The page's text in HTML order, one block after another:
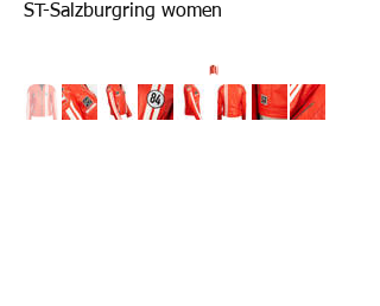
ST-Salzburgring women